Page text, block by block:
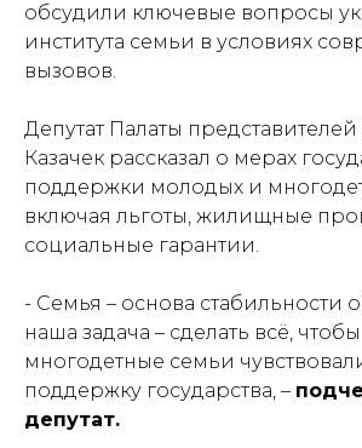
обсудили ключевые вопросы
института семьи в условиях
вызовов.
Депутат Палаты
Казачек рассказал о мерах
поддержки молодых и
включая льготы, жилищные
социальные гарантии.
- Семья – основа стабильности
наша задача – сделать всё,
многодетные семьи
поддержку государства, –
депутат.